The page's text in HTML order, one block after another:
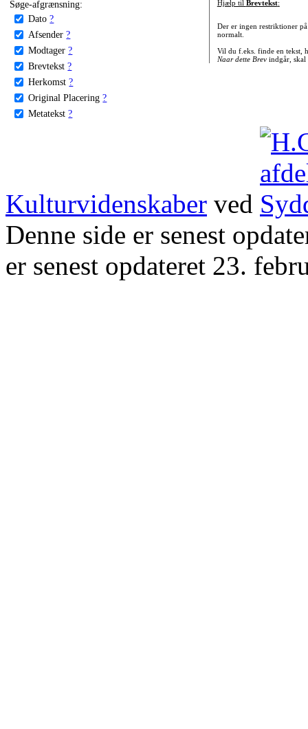
Søge-afgrænsning:
Dato ?
Afsender ?
Modtager ?
Brevtekst ?
Herkomst ?
Original Placering ?
Metatekst ?
Hjælp til Brevtekst:
Der er ingen restriktioner
normalt.
Vil du f.eks. finde en tekst,
Naar dette Brevindgår, skal
Kulturvidenskaber ved
Denne side er senest
er senest opdateret 23.